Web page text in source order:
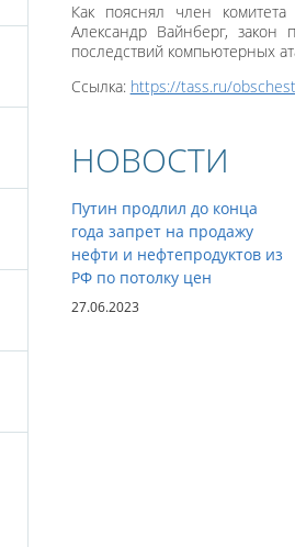
Как пояснял член комитета
Александр Вайнберг, закон
последствий компьютерных
Ссылка: https://tass.ru/
НОВОСТИ
Путин продлил до конца
года запрет на продажу
нефти и нефтепродуктов из
РФ по потолку цен
27.06.2023